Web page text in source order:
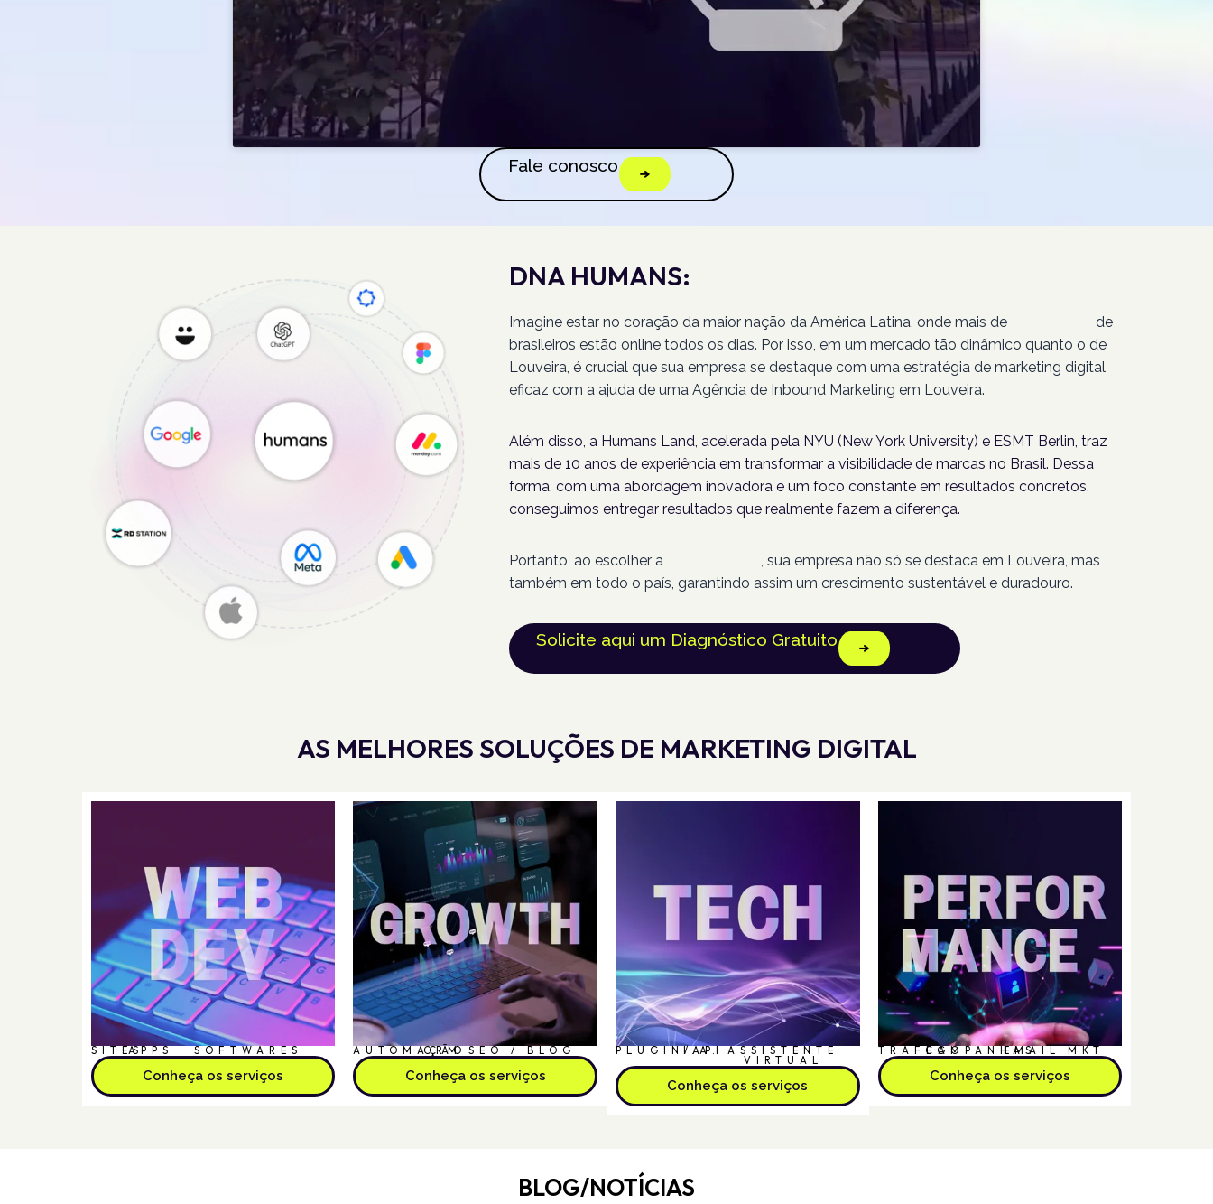
Fale conosco
DNA HUMANS:
Imagine estar no coração da maior nação da América Latina, onde mais de
de
brasileiros estão online todos os dias. Por isso, em um mercado tão dinâmico quanto o de
Louveira, é crucial que sua empresa se destaque com uma estratégia de marketing digital
eficaz com a ajuda de uma Agência de Inbound Marketing em Louveira.
Além disso, a Humans Land, acelerada pela NYU (New York University) e ESMT Berlin, traz
mais de 10 anos de experiência em transformar a visibilidade de marcas no Brasil. Dessa
forma, com uma abordagem inovadora e um foco constante em resultados concretos,
conseguimos entregar resultados que realmente fazem a diferença.
Portanto, ao escolher a
, sua empresa não só se destaca em Louveira, mas
também em todo o país, garantindo assim um crescimento sustentável e duradouro.
Solicite aqui um Diagnóstico Gratuito
AS MELHORES SOLUÇÕES DE MARKETING DIGITAL
SITESAPPS SOFTWARES
Conheça os serviços
AUTOMAÇÃO
CRM SEO / BLOG
Conheça os serviços
PLUGIN/API
I.A. ASSISTENTE
VIRTUAL
Conheça os serviços
TRÁFEGOCAMPANHASEMAIL MKT
Conheça os serviços
BLOG/NOTÍCIAS